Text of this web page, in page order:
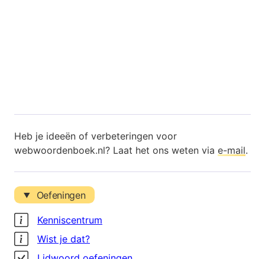
Heb je ideeën of verbeteringen voor
webwoordenboek.nl? Laat het ons weten via e-mail.
Oefeningen
Kenniscentrum
Wist je dat?